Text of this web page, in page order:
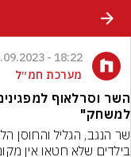
18:22 - 09.09.2023
מערכת חמ״ל
השר וסרלאוף
למשחק"